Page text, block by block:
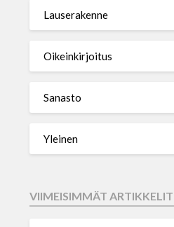
Lauserakenne
Oikeinkirjoitus
Sanasto
Yleinen
VIIMEISIMMÄT ARTIKKELIT